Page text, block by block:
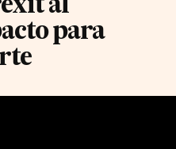
al
para